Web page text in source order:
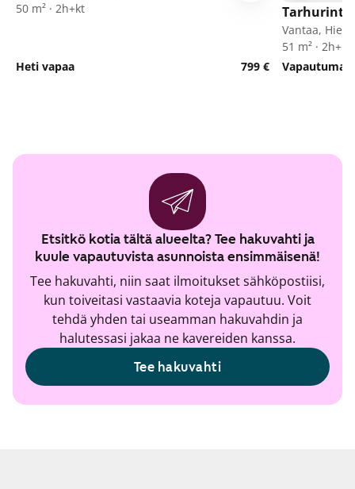
50 m² · 2h+kt
Heti vapaa 799 €
Vantaa,
51 m² · 2h+kt
Etsitkö kotia tältä alueelta? Tee hakuvahti ja
kuule vapautuvista asunnoista ensimmäisenä!
Tee hakuvahti, niin saat ilmoitukset sähköpostiisi,
kun toiveitasi vastaavia koteja vapautuu. Voit
tehdä yhden tai useamman hakuvahdin ja
halutessasi jakaa ne kavereiden kanssa.
Tee hakuvahti